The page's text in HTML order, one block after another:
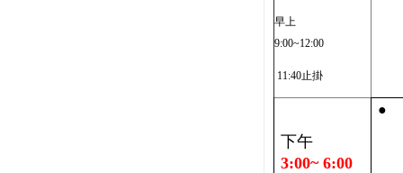
早上
9:00~12:00
11:40止掛
下午
3:00~ 6:00
●